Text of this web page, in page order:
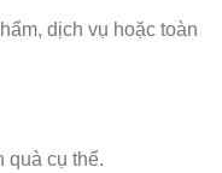
dịch vụ hoặc toàn
quà cụ thể.